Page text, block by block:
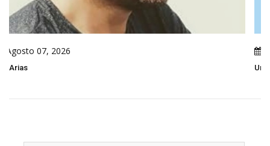
Un Análisis De La Caricatura Política De Leo Arias